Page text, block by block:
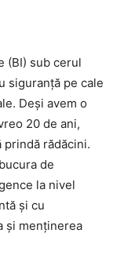
(BI) sub cerul
siguranță pe cale
Deși avem o
20 de ani,
prindă rădăcini.
de
la nivel
și cu
și menținerea